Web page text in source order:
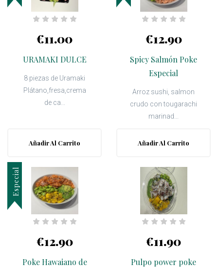
€11.00
URAMAKI DULCE
8 piezas de Uramaki
Plátano,fresa,crema
de ca...
Añadir Al Carrito
€12.90
Spicy Salmón Poke
Especial
Arroz sushi, salmon
crudo con tougarachi
marinad...
Añadir Al Carrito
Especial
€12.90
Poke Hawaiano de
€11.90
Pulpo power poke